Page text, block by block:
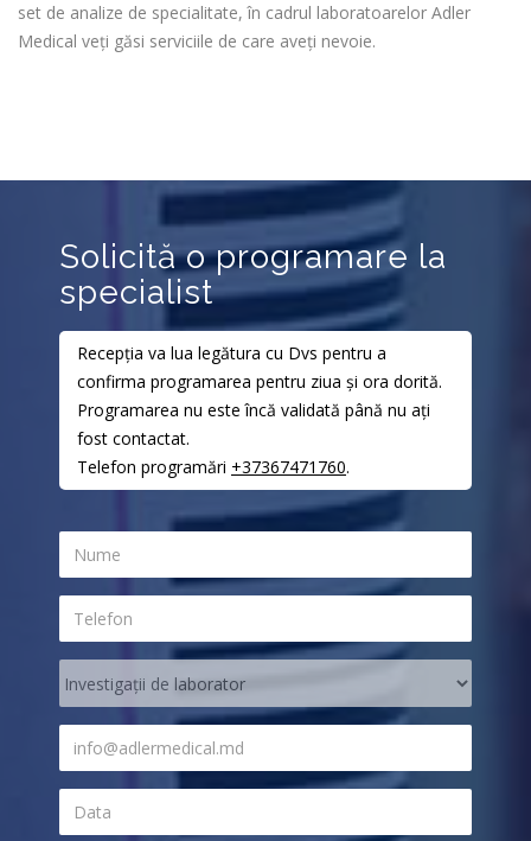
set de analize de specialitate, în cadrul laboratoarelor Adler
Medical veți găsi serviciile de care aveți nevoie.
Solicită o programare la
specialist
Recepția va lua legătura cu Dvs pentru a
confirma programarea pentru ziua și ora dorită.
Programarea nu este încă validată până nu ați
fost contactat.
Telefon programări +37367471760.